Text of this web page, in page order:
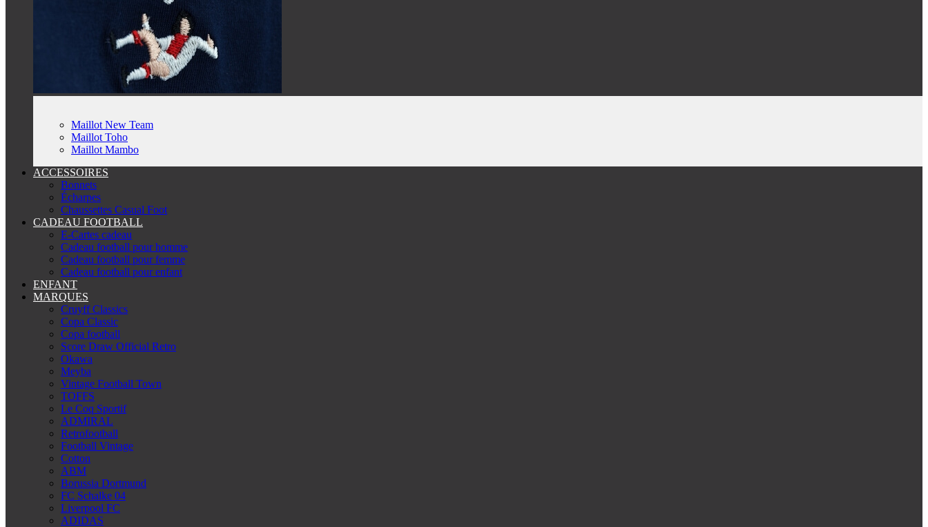
Maillot New Team
Maillot Toho
Maillot Mambo
ACCESSOIRES
Bonnets
Écharpes
Chaussettes Casual Foot
CADEAU FOOTBALL
E-Cartes cadeau
Cadeau football pour homme
Cadeau football pour femme
Cadeau football pour enfant
ENFANT
MARQUES
Cruyff Classics
Copa Classic
Copa football
Score Draw Official Retro
Okawa
Meyba
Vintage Football Town
TOFFS
Le Coq Sportif
ADMIRAL
Retrofootball
Football Vintage
Cotton
ABM
Borussia Dortmund
FC Schalke 04
Liverpool FC
ADIDAS